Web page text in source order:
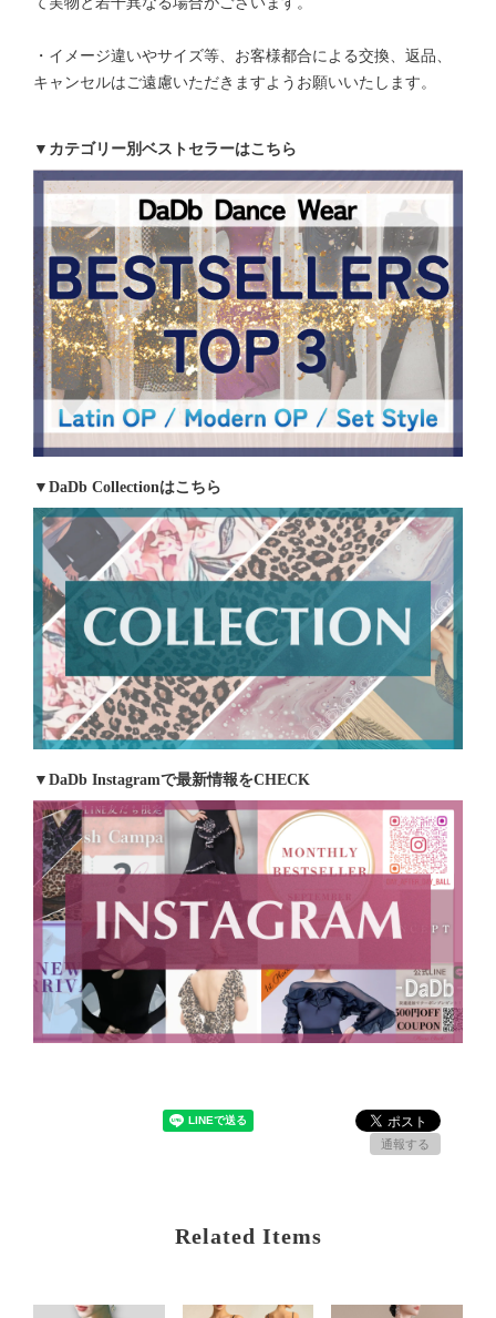
・イメージ違いやサイズ等、お客様都合による交換、返品、
キャンセルはご遠慮いただきますようお願いいたします。
▼カテゴリー別ベストセラーはこちら
▼DaDb Collectionはこちら
▼DaDb Instagramで最新情報をCHECK
通報する
Related Items